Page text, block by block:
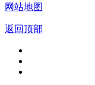
网站地图
返回顶部